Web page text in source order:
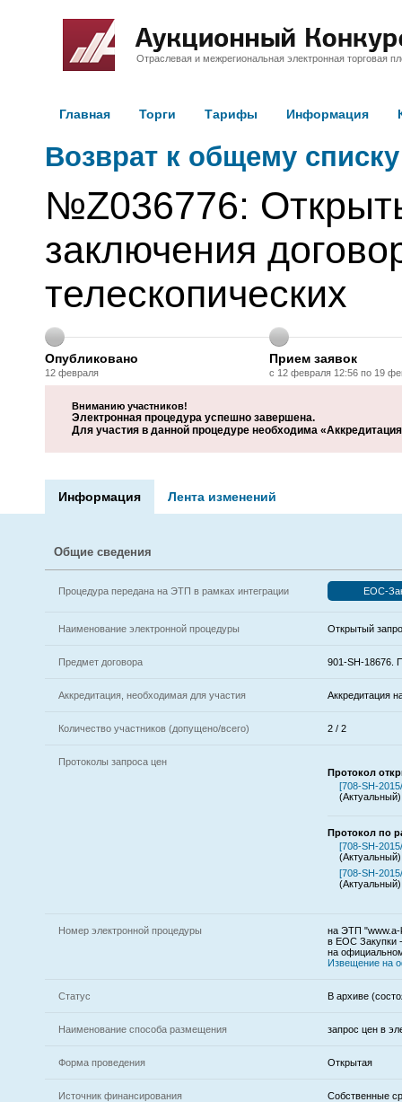
Отраслевая и межрегиональная электронная торговая
Главная Торги Тарифы Информация
Возврат к общему списку
№Z036776:
заключения
телескопических
Опубликовано
12 февраля
Прием заявок
с 12 февраля 12:56 по 19
Вниманию участников!
Электронная процедура успешно завершена.
Для участия в данной процедуре необходима
Информация Лента изменений
Общие сведения
Процедура передана на ЭТП в рамках интеграции ЕОС-
Наименование электронной процедуры Открытый
Предмет договора 901-SH-18676.
Аккредитация, необходимая для участия Аккредитация
Количество участников (допущено/всего) 2 / 2
Протоколы запроса цен
Протокол
[708-SH-
(Актуальный)
Протокол по
[708-SH-
(Актуальный)
[708-SH-
(Актуальный)
Номер электронной процедуры
на ЭТП "www.a-
в ЕОС Закупки
на
Извещение на
Статус В архиве
Наименование способа размещения запрос цен в
Форма проведения Открытая
Источник финансирования Собственные